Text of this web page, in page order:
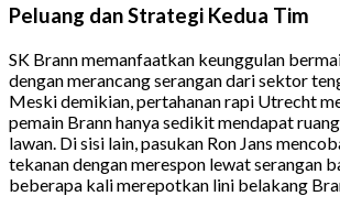
Peluang dan Strategi Kedua Tim
SK Brann memanfaatkan keunggulan
dengan merancang serangan dari sektor
Meski demikian, pertahanan rapi Utrecht
pemain Brann hanya sedikit mendapat
lawan. Di sisi lain, pasukan Ron Jans
tekanan dengan merespon lewat serangan
beberapa kali merepotkan lini belakang